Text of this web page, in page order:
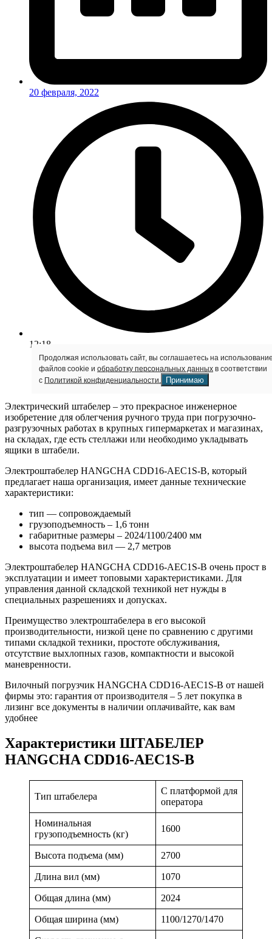
20 февраля, 2022
12:18
Электрический штабелер – это прекрасное инженерное
изобретение для облегчения ручного труда при погрузочно-
разгрузочных работах в крупных гипермаркетах и магазинах,
на складах, где есть стеллажи или необходимо укладывать
ящики в штабели.
Электроштабелер HANGCHA CDD16-AEC1S-B, который
предлагает наша организация, имеет данные технические
характеристики:
тип — сопровождаемый
грузоподъемность – 1,6 тонн
габаритные размеры – 2024/1100/2400 мм
высота подъема вил — 2,7 метров
Электроштабелер HANGCHA CDD16-AEC1S-B очень прост в
эксплуатации и имеет топовыми характеристиками. Для
управления данной складской техникой нет нужды в
специальных разрешениях и допусках.
Преимущество электроштабелера в его высокой
производительности, низкой цене по сравнению с другими
типами складкой техники, простоте обслуживания,
отсутствие выхлопных газов, компактности и высокой
маневренности.
Вилочный погрузчик HANGCHA CDD16-AEC1S-B от нашей
фирмы это: гарантия от производителя – 5 лет покупка в
лизинг все документы в наличии оплачивайте, как вам
удобнее
Характеристики ШТАБЕЛЕР
HANGCHA CDD16-AEC1S-B
Тип штабелера
С платформой для
оператора
Номинальная
грузоподъемность (кг)
1600
Высота подъема (мм) 2700
Длина вил (мм) 1070
Общая длина (мм) 2024
Общая ширина (мм) 1100/1270/1470
Продолжая использовать сайт, вы соглашаетесь на
файлов cookie и обработку персональных данных в соответствии
с Политикой конфиденциальности. Принимаю